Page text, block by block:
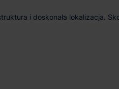
i doskonała lokalizacja.